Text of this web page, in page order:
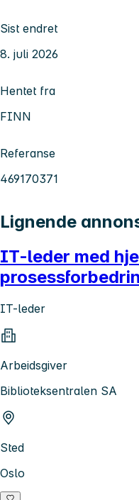
Sist endret
8. juli 2026
Hentet fra
FINN
Referanse
469170371
Lignende
IT-leder med
IT-leder
Arbeidsgiver
Biblioteksentralen SA
Sted
Oslo